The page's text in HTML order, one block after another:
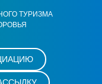
ТУРИЗМА